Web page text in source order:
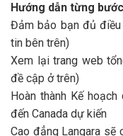
Hướng dẫn từng bước
Đảm bảo bạn đủ điều
tin bên trên)
Xem lại trang web
đề cập ở trên)
Hoàn thành Kế
đến Canada dự kiến
Cao đẳng Langara sẽ